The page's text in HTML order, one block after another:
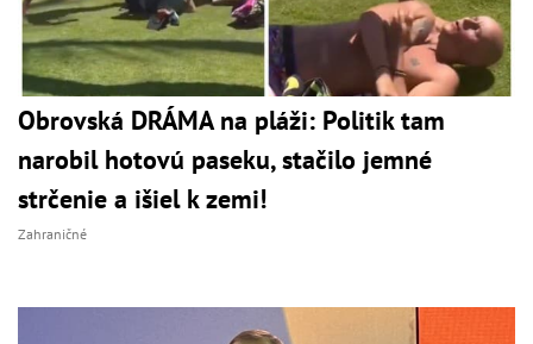
Obrovská DRÁMA na pláži: Politik tam
narobil hotovú paseku, stačilo jemné
strčenie a išiel k zemi!
Zahraničné